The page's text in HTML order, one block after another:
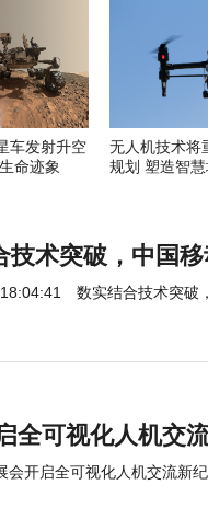
车发射升空
命迹象
无人机技术将
规划 塑造智
技术突破，中国
数实结合技术突破
全可视化人机交
会开启全可视化人机交流新